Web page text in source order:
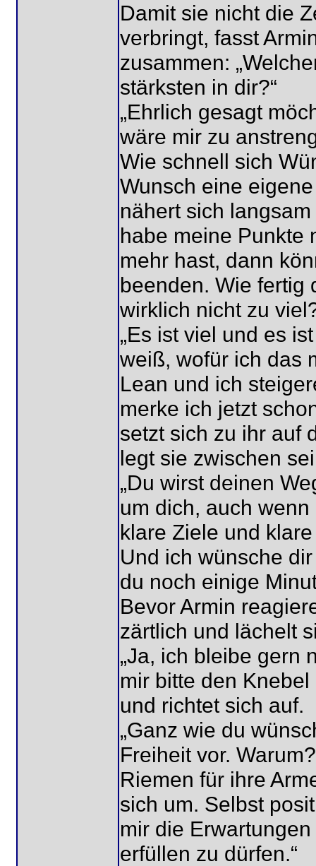
Damit sie nicht die
verbringt, fasst
zusammen:
stärksten in dir?“
„Ehrlich gesagt
wäre mir zu
Wie schnell sich
Wunsch eine
nähert sich
habe meine Punkte
mehr hast, dann
beenden. Wie fertig
wirklich nicht zu
„Es ist viel und es
weiß, wofür ich das
Lean und ich
merke ich jetzt
setzt sich zu ihr auf
legt sie zwischen
„Du wirst deinen
um dich, auch
klare Ziele und
Und ich wünsche
du noch einige
Bevor Armin
zärtlich und lächelt
„Ja, ich bleibe gern
mir bitte den
und richtet sich auf.
„Ganz wie du
Freiheit vor.
Riemen für ihre
sich um. Selbst
mir die
erfüllen zu dürfen.“